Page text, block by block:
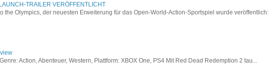
TRAILER VERÖFFENTLICHT
the Olympics, der neuesten Erweiterung für das Open-World-Action-Sportspiel wurde veröffentlich:
Action, Abenteuer, Western, Plattform: XBOX One, PS4 Mit Red Dead Redemption 2 tau...